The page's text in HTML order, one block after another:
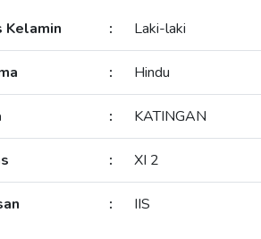
2023/2024...
Kelamin : Laki-laki
: Hindu
: KATINGAN
: XI 2
: IIS